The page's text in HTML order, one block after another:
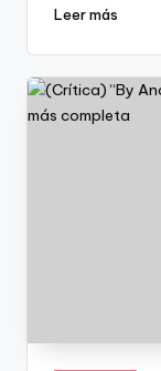
Leer más